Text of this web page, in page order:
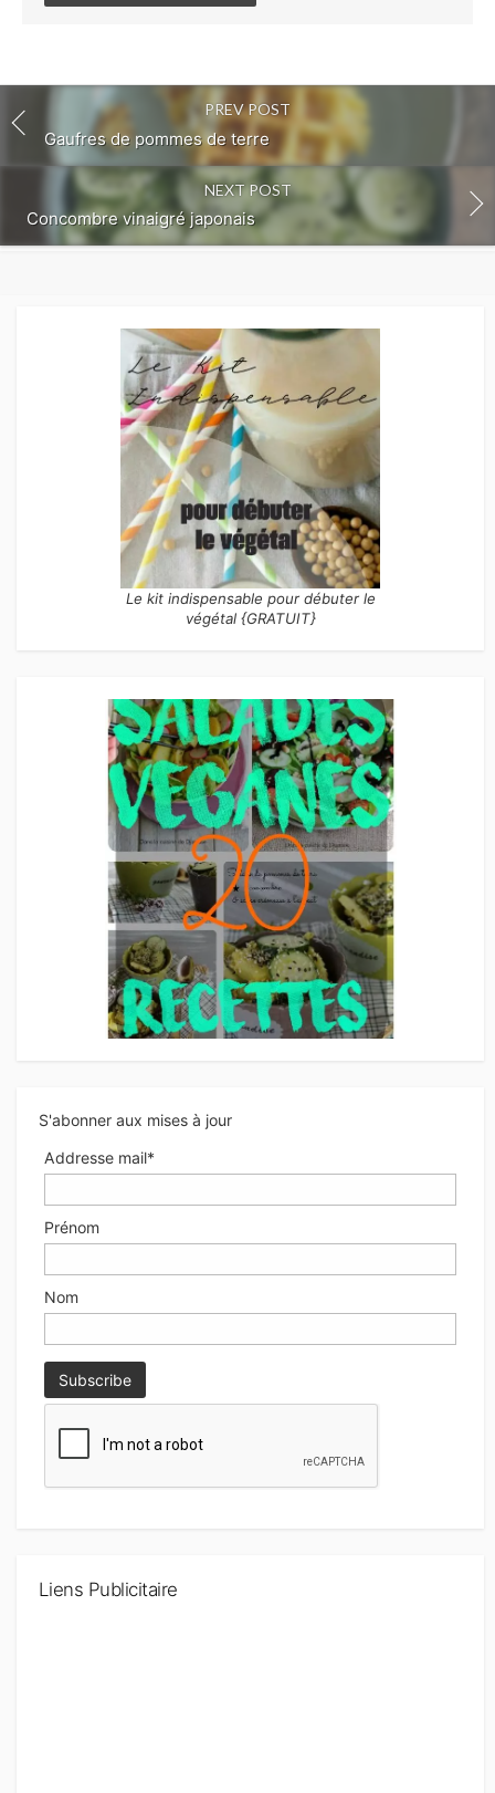
PREV POST
Gaufres de pommes de terre
NEXT POST
Concombre vinaigré japonais
Le kit indispensable pour débuter le
végétal {GRATUIT}
S'abonner aux mises à jour
Addresse mail*
Prénom
Nom
Liens Publicitaire